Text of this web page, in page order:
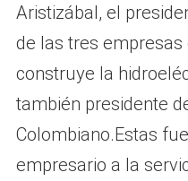
Aristizábal, el
de las tres
construye la
también presidente
Colombiano.Estas
empresario a la